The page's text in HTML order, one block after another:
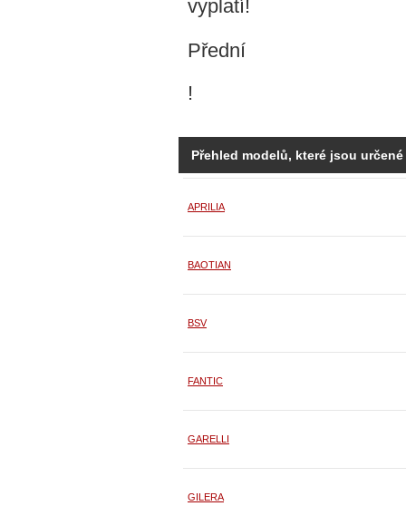
vyplatí!
Přední
!
Přehled modelů, které jsou
APRILIA
BAOTIAN
BSV
FANTIC
GARELLI
GILERA